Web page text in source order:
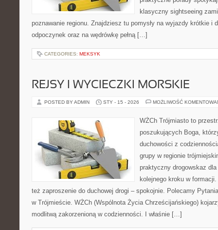
klasyczny sightseeing
poznawanie regionu. Znajdziesz tu pomysły na wyjazdy krótkie i
odpoczynek oraz na wędrówkę pełną […]
CATEGORIES: MEKSYK
REJSY I WYCIECZKI MORSKIE
POSTED BY ADMIN STY - 15 - 2026 MOŻLIWOŚĆ
WŻCh Trójmiasto to
poszukujących Boga,
duchowości z
grupy w regionie
praktyczny drogowskaz
kolejnego kroku w
też zaproszenie do duchowej drogi – spokojnie. Polecamy
w Trójmieście. WŻCh (Wspólnota Życia Chrześcijańskiego)
modlitwą zakorzenioną w codzienności. I właśnie […]